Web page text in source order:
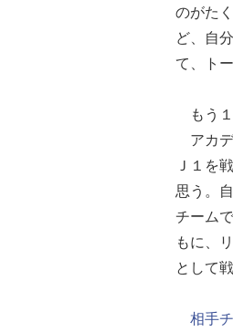
のがた
ど、自
て、ト
もう
アカ
Ｊ１を
思う。
チーム
もに、
として
相手